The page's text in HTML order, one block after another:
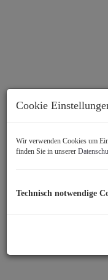
Cookie
Wir verwenden Cookies um
finden Sie in unserer
Technisch notwendige